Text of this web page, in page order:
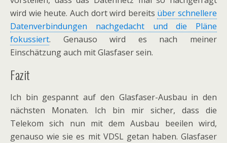
wird wie heute. Auch dort wird bereits über schnellere
Datenverbindungen nachgedacht und die Pläne
fokussiert. Genauso wird es nach meiner
Einschätzung auch mit Glasfaser sein.
Fazit
Ich bin gespannt auf den Glasfaser-Ausbau in den
nächsten Monaten. Ich bin mir sicher, dass die
Telekom sich nun mit dem Ausbau beeilen wird,
genauso wie sie es mit VDSL getan haben. Glasfaser